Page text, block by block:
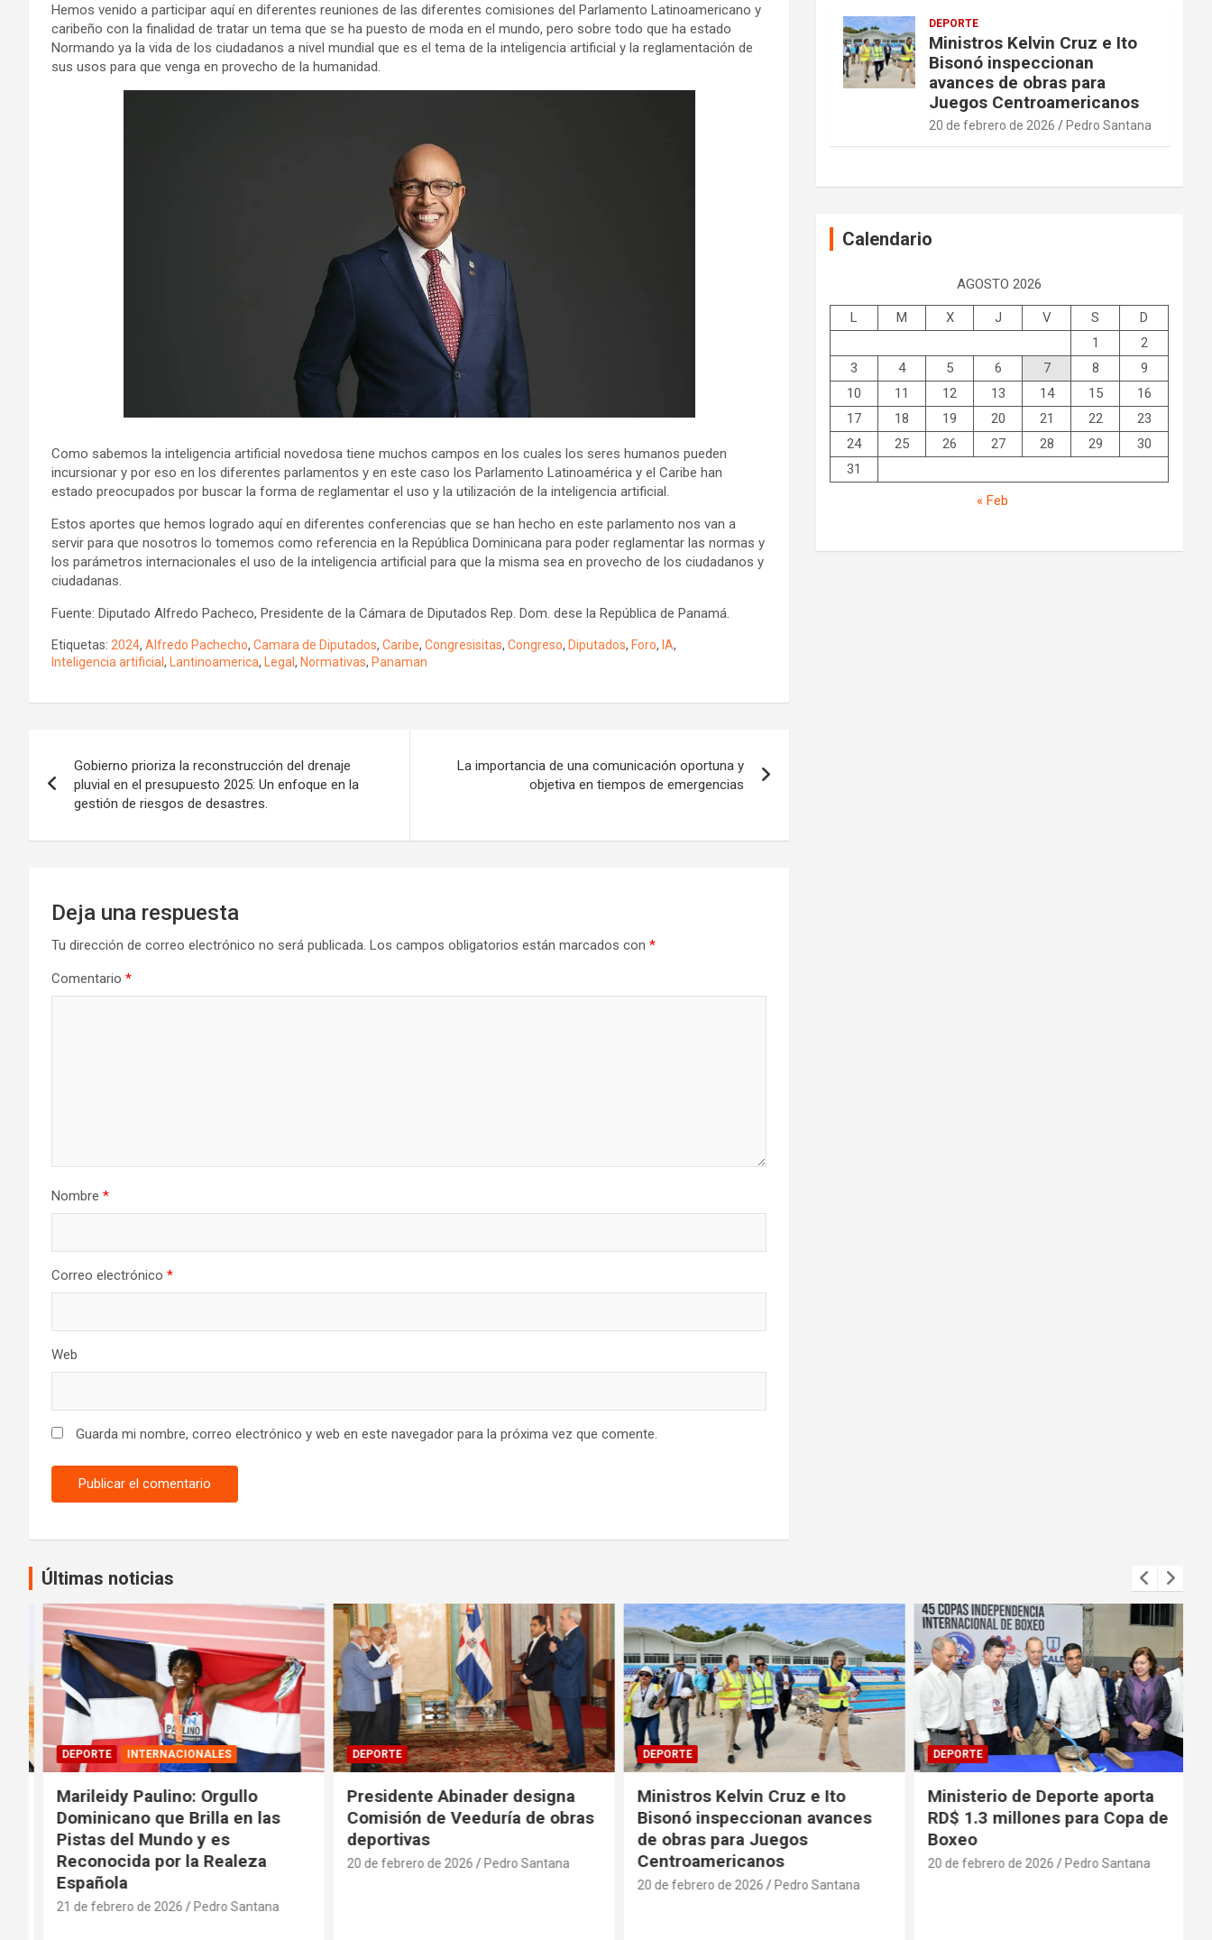
Hemos venido a participar aquí en diferentes reuniones de las diferentes comisiones del Parlamento Latinoamericano y
caribeño con la finalidad de tratar un tema que se ha puesto de moda en el mundo, pero sobre todo que ha estado
Normando ya la vida de los ciudadanos a nivel mundial que es el tema de la inteligencia artificial y la reglamentación de
sus usos para que venga en provecho de la humanidad.
Como sabemos la inteligencia artificial novedosa tiene muchos campos en los cuales los seres humanos pueden
incursionar y por eso en los diferentes parlamentos y en este caso los Parlamento Latinoamérica y el Caribe han
estado preocupados por buscar la forma de reglamentar el uso y la utilización de la inteligencia artificial.
Estos aportes que hemos logrado aquí en diferentes conferencias que se han hecho en este parlamento nos van a
servir para que nosotros lo tomemos como referencia en la República Dominicana para poder reglamentar las normas y
los parámetros internacionales el uso de la inteligencia artificial para que la misma sea en provecho de los ciudadanos y
ciudadanas.
Fuente: Diputado Alfredo Pacheco, Presidente de la Cámara de Diputados Rep. Dom. dese la República de Panamá.
Etiquetas: 2024, Alfredo Pachecho, Camara de Diputados, Caribe, Congresisitas, Congreso, Diputados, Foro, IA,
Inteligencia artificial , Lantinoamerica, Legal , Normativas, Panaman
de
entradas
Gobierno prioriza la reconstrucción del drenaje
pluvial en el presupuesto 2025: Un enfoque en la
gestión de riesgos de desastres.
La importancia de una comunicación oportuna y
objetiva en tiempos de emergencias
Deja una respuesta
Tu dirección de correo electrónico no será publicada. Los campos obligatorios están marcados con *
Comentario *
Nombre *
Correo electrónico *
Web
Guarda mi nombre, correo electrónico y web en este navegador para la próxima vez que comente.
DEPORTE
Ministros Kelvin Cruz e Ito
Bisonó inspeccionan
avances de obras para
Juegos Centroamericanos
20 de febrero de 2026 Pedro Santana
Calendario
AGOSTO 2026
L M X J V S
D
1
2
3
4 5 6 7 8
9
10
11 12 13 14 15
16
17
18 19 20 21 22
23
24
25 26 27 28 29
30
31
« Feb
Últimas noticias
DEPORTE INTERNACIONALES
Marileidy Paulino: Orgullo
Dominicano que Brilla en las
Pistas del Mundo y es
Reconocida por la Realeza
Española
21 de febrero de 2026 Pedro Santana
DEPORTE
Presidente Abinader designa
Comisión de Veeduría de obras
deportivas
20 de febrero de 2026 Pedro Santana
DEPORTE
Ministros Kelvin Cruz e Ito
Bisonó inspeccionan avances
de obras para Juegos
Centroamericanos
20 de febrero de 2026 Pedro Santana
DEPORTE
Ministerio de Deporte aporta
RD$ 1.3 millones para Copa de
Boxeo
20 de febrero de 2026 Pedro Santana